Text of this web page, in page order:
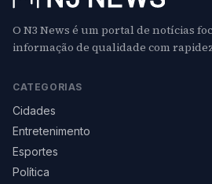
O N3 News é um portal de notícias
informação de qualidade com
CATEGORIAS
Cidades
Entretenimento
Esportes
Política